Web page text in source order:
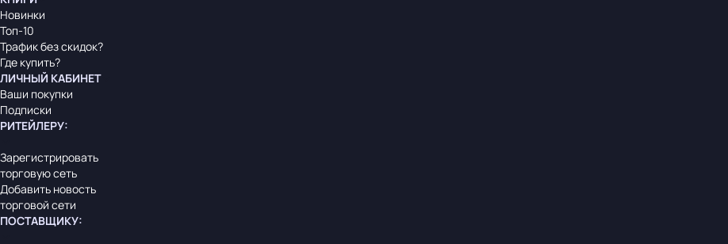
Новинки
Топ-10
Трафик без скидок?
Где купить?
ЛИЧНЫЙ КАБИНЕТ
Ваши покупки
Подписки
РИТЕЙЛЕРУ:
Зарегистрировать
торговую сеть
Добавить новость
торговой сети
ПОСТАВЩИКУ: